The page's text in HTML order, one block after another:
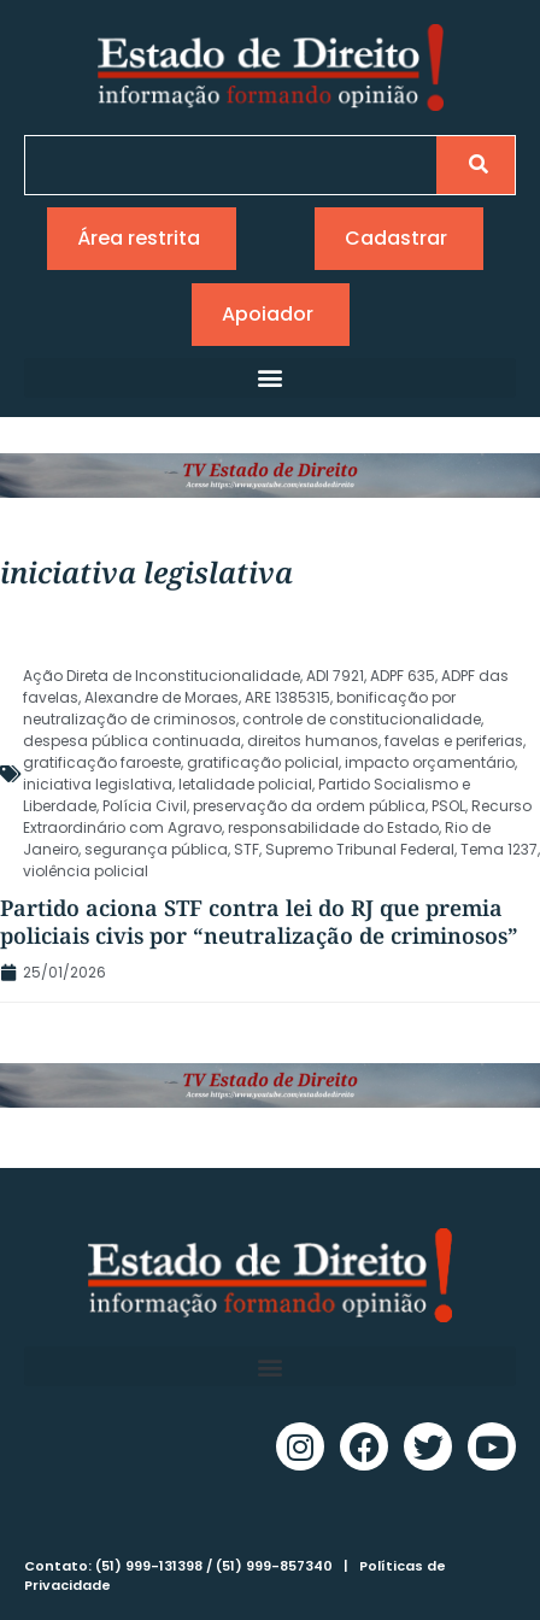
Área restrita Cadastrar
Apoiador
iniciativa legislativa
Ação Direta de Inconstitucionalidade,ADI 7921,ADPF 635,ADPF das
favelas,Alexandre de Moraes,ARE 1385315,bonificação por
neutralização de criminosos, controle de constitucionalidade,
despesa pública continuada, direitos humanos,favelas e periferias,
gratificação faroeste, gratificação policial,impacto orçamentário,
iniciativa legislativa,letalidade policial,Partido Socialismo e
Liberdade,Polícia Civil,preservação da ordem pública,PSOL,Recurso
Extraordinário com Agravo,responsabilidade do Estado,Rio de
Janeiro, segurança pública, STF, Supremo Tribunal Federal,Tema 1237,
violência policial
Partido aciona STF contra lei do RJ que premia
policiais civis por “neutralização de criminosos”
25/01/2026
Contato: (51) 999-131398 / (51) 999-857340 | Políticas de
Privacidade